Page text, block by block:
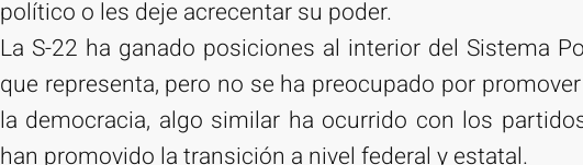
político o les deje acrecentar su poder.
La S-22 ha ganado posiciones al interior del Sistema
que representa, pero no se ha preocupado por
la democracia, algo similar ha ocurrido con los
han promovido la transición a nivel federal y estatal.